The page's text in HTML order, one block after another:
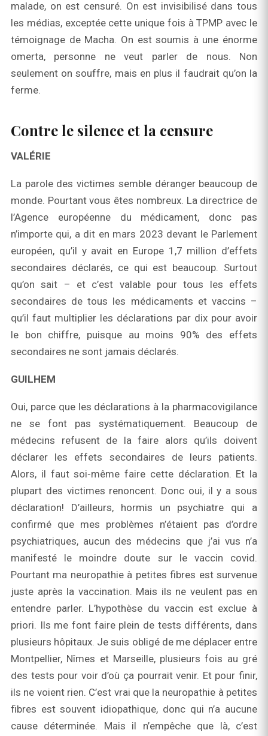
malade, on est censuré. On est invisibilisé dans tous
les médias, exceptée cette unique fois à TPMP avec le
témoignage de Macha. On est soumis à une énorme
omerta, personne ne veut parler de nous. Non
seulement on souffre, mais en plus il faudrait qu’on la
ferme.
Contre le silence et la censure
VALÉRIE
La parole des victimes semble déranger beaucoup de
monde. Pourtant vous êtes nombreux. La directrice de
l’Agence européenne du médicament, donc pas
n’importe qui, a dit en mars 2023 devant le Parlement
européen, qu’il y avait en Europe 1,7 million d’effets
secondaires déclarés, ce qui est beaucoup. Surtout
qu’on sait – et c’est valable pour tous les effets
secondaires de tous les médicaments et vaccins –
qu’il faut multiplier les déclarations par dix pour avoir
le bon chiffre, puisque au moins 90% des effets
secondaires ne sont jamais déclarés.
GUILHEM
Oui, parce que les déclarations à la pharmacovigilance
ne se font pas systématiquement. Beaucoup de
médecins refusent de la faire alors qu’ils doivent
déclarer les effets secondaires de leurs patients.
Alors, il faut soi‑même faire cette déclaration. Et la
plupart des victimes renoncent. Donc oui, il y a sous
déclaration! D’ailleurs, hormis un psychiatre qui a
confirmé que mes problèmes n’étaient pas d’ordre
psychiatriques, aucun des médecins que j’ai vus n’a
manifesté le moindre doute sur le vaccin covid.
Pourtant ma neuropathie à petites fibres est survenue
juste après la vaccination. Mais ils ne veulent pas en
entendre parler. L’hypothèse du vaccin est exclue à
priori. Ils me font faire plein de tests différents, dans
plusieurs hôpitaux. Je suis obligé de me déplacer entre
Montpellier, Nîmes et Marseille, plusieurs fois au gré
des tests pour voir d’où ça pourrait venir. Et pour finir,
ils ne voient rien. C’est vrai que la neuropathie à petites
fibres est souvent idiopathique, donc qui n’a aucune
cause déterminée. Mais il n’empêche que là, c’est